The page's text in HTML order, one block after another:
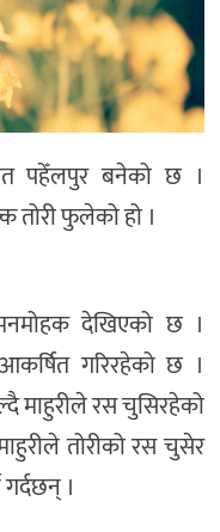
पहेँलपुर बनेको छ ।
तोरी फुलेको हो ।
देखिएको छ ।
गरिरहेको छ ।
माहुरीले रस चुसिरहेको
तोरीको रस चुसेर
।